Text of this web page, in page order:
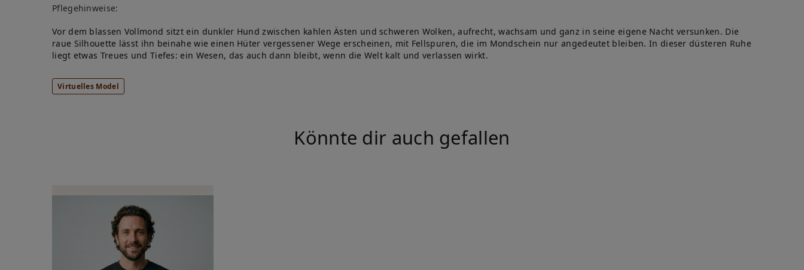
Pflegehinweise:
Vor dem blassen Vollmond sitzt ein dunkler Hund zwischen kahlen Ästen und schweren Wolken, aufrecht, wachsam und ganz in seine eigene Nacht versunken. Die
raue Silhouette lässt ihn beinahe wie einen Hüter vergessener Wege erscheinen, mit Fellspuren, die im Mondschein nur angedeutet bleiben. In dieser düsteren Ruhe
liegt etwas Treues und Tiefes: ein Wesen, das auch dann bleibt, wenn die Welt kalt und verlassen wirkt.
Virtuelles Model
Könnte dir auch gefallen